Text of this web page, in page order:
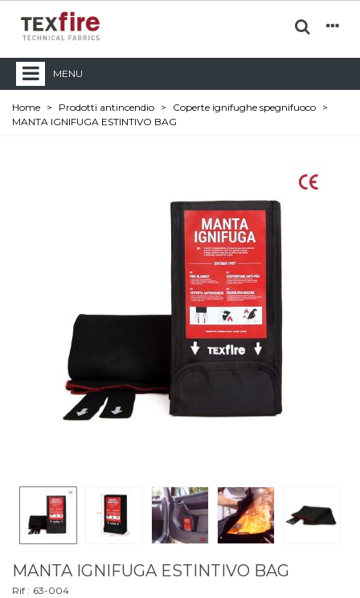
MENU
Home > Prodotti antincendio > Coperte ignifughe spegnifuoco >
MANTA IGNIFUGA ESTINTIVO BAG
MANTA IGNIFUGA ESTINTIVO BAG
Rif : 63-004